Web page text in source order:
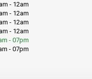
- 12am
- 12am
- 12am
- 12am
- 07pm
- 07pm